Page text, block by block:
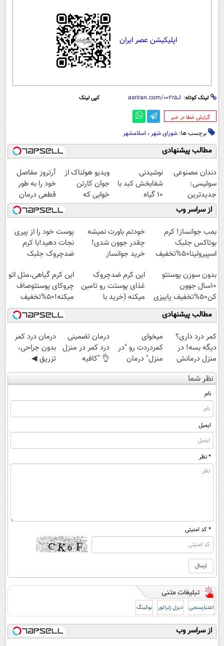
اپلیکیشن عصر ایران
لینک کوتاه: کپی لینک
‌گزارش خطا در خبر
برچسب ها: شورای شهر ، اسلامشهر
مطالب پیشنهادی
دندان مصنوعی
سوئیسی:
جدیدترین
فناوری اروپا،
سبک و مقاوم |
پرداخت قسطی
نوشیدنی
شفابخش کبد با
10 گیاه
موثر(تخفیف تا
امشب)
ویدیو هولناک از
جوان کارتن
خوابی که
میلیاردر شد.
آموزش رایگان
آرتروز مفاصل
خود را به طور
قطعی درمان
کنید!
◗پرسش‌نامه◖
از سراسر وب
بمب جوانساز! کرم
بوتاکس جلبک
اسپیرولینا50%تخفیف
خودتم باورت نمیشه
چقدر جوون شدی!
خرید جوانساز
ویژه
پوست خود را از پیری
نجات دهید!با کرم
ضدچروک جلبک
بدون سوزن پوستتو
10سال جوون
کن50%تخفیف پاییزی
این کرم ضدچروک
غذای پوستت رو تامین
میکنه (خرید با
40%تخفیف)
این کرم گیاهی،مثل اتو
چروکای پوستتوصاف
میکنه!50%تخفیف
مطالب پیشنهادی
کمر درد داری؟
دیگه بسه! در
منزل درمانش
کن
(◀پرسش‌نامه)
میخوای
کمردردت رو "در
منزل" درمان
کنی؟ (◂فیلم +
◂پرسش‌نامه)
درمان تضمینی
درد کمر در منزل
👌 "کافیه
پرسش‌نامه رو پر
کنی"
درمان درد کمر
بدون جراحی،
تزریق ◀
پرسش‌نامه رو پر
کن ▶
نظر شما
نام
ایمیل
* نظر
* کد امنیتی
اعتبارسنجی دیزل ژنراتور بوکینگ
از سراسر وب